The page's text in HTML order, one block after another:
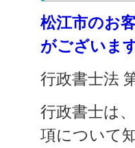
松江市のお
がございま
行政書士法
行政書士は
項について